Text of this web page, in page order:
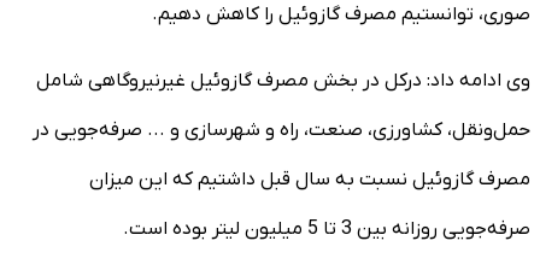
صوری، توانستیم مصرف گازوئیل را کاهش دهیم.
وی ادامه داد: درکل در بخش مصرف گازوئیل غیرنیروگاهی شامل
حمل‌ونقل، کشاورزی، صنعت، راه‌ و شهرسازی و ... صرفه‌جویی در
مصرف گازوئیل نسبت به سال قبل داشتیم که این میزان
صرفه‌جویی روزانه بین 3 تا 5 میلیون لیتر بوده است.